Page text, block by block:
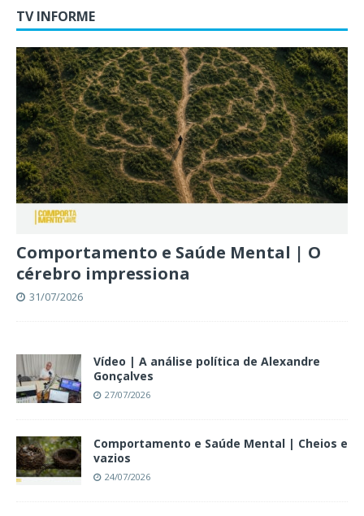
TV INFORME
Comportamento e Saúde Mental | O
cérebro impressiona
31/07/2026
Vídeo | A análise política de Alexandre
Gonçalves
27/07/2026
Comportamento e Saúde Mental | Cheios e
vazios
24/07/2026